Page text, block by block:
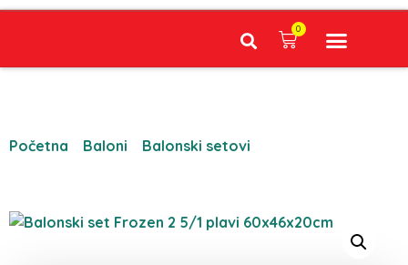
0
Početna Baloni Balonski setovi